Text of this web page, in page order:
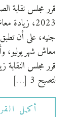
جنيه، على أن تطبق
معاش شهر يوليو،
قرر مجلس النقابة
لتصبح 3 […]
أكمل